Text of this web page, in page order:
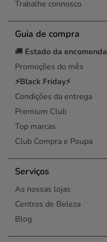
Trabalhe connosco
Guia de compra
🚚 Estado da encomenda
Promoções do mês
⚡Black Friday⚡
Condições da entrega
Premium Club
Top marcas
Club Compra e Poupa
Serviços
As nossas lojas
Centros de Beleza
Blog